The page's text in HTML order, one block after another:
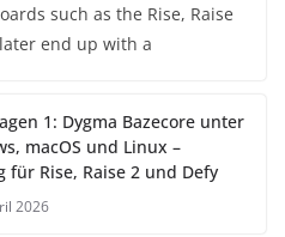
such as the Rise, Raise
end up with a
1: Dygma Bazecore unter
macOS und Linux –
für Rise, Raise 2 und Defy
2026